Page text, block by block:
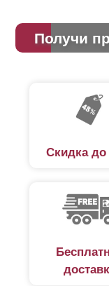
Получи
Скидка до